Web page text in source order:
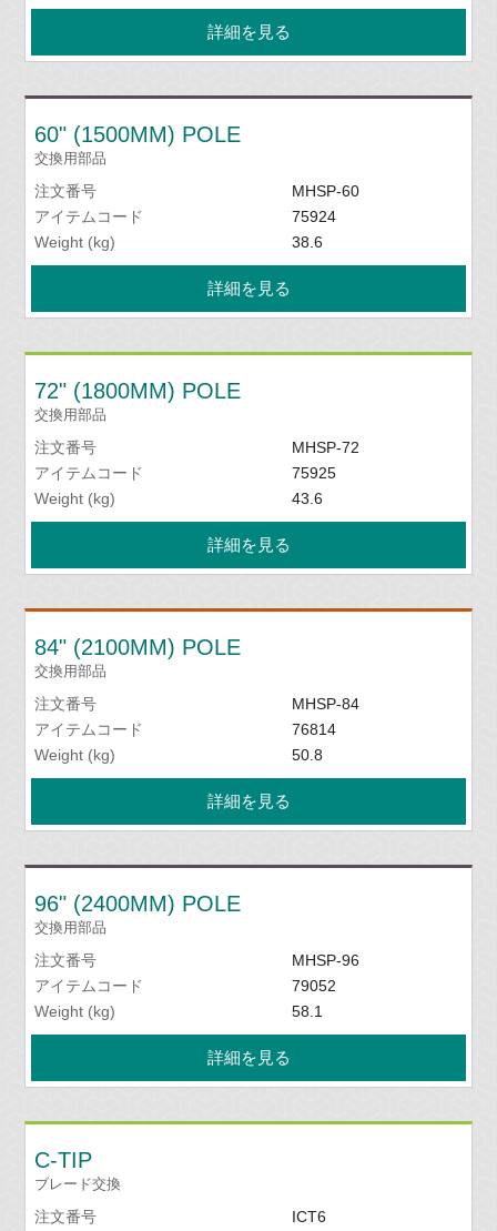
詳細を見る
60" (1500MM) POLE
交換用部品
注文番号
MHSP-60
アイテムコード
75924
Weight (kg)
38.6
詳細を見る
72" (1800MM) POLE
交換用部品
注文番号
MHSP-72
アイテムコード
75925
Weight (kg)
43.6
詳細を見る
84" (2100MM) POLE
交換用部品
注文番号
MHSP-84
アイテムコード
76814
Weight (kg)
50.8
詳細を見る
96" (2400MM) POLE
交換用部品
注文番号
MHSP-96
アイテムコード
79052
Weight (kg)
58.1
詳細を見る
C-TIP
ブレード交換
注文番号
ICT6